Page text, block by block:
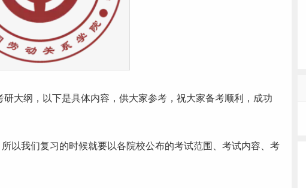
研大纲，以下是具体内容，供大家参考，祝大家备考顺利， 成功
以我们复习的时候就要以各院校公布的考试范围、考试内容、考